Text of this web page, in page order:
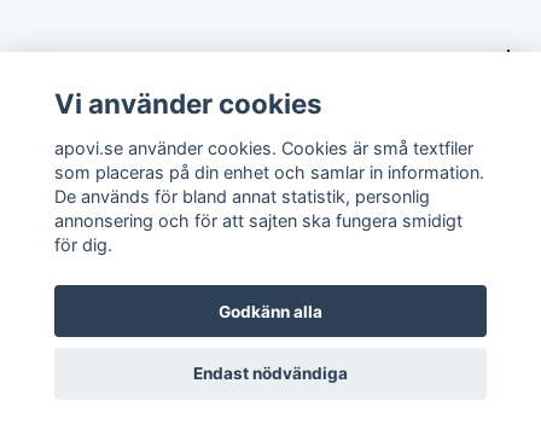
Om Apovi
Sociala medier
© 2026 Apovi
Vi använder cookies
apovi.se använder cookies. Cookies är små textfiler
som placeras på din enhet och samlar in information.
De används för bland annat statistik, personlig
annonsering och för att sajten ska fungera smidigt
för dig.
Godkänn alla
Endast nödvändiga